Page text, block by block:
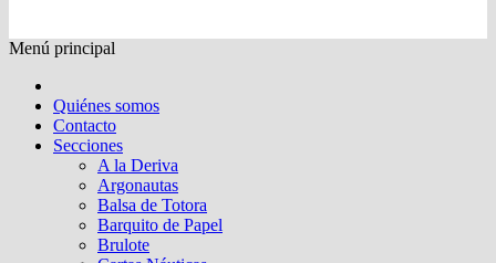
Menú principal
Quiénes somos
Contacto
Secciones
A la Deriva
Argonautas
Balsa de Totora
Barquito de Papel
Brulote